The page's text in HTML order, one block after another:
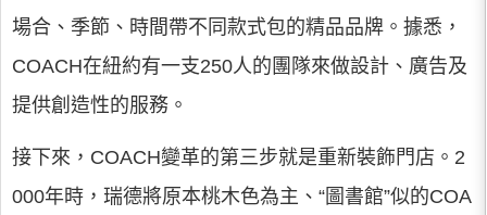
場合、季節、時間帶不同款式包的精品品牌。據悉，
COACH在紐約有一支250人的團隊來做設計、廣告及
提供創造性的服務。
接下來，COACH變革的第三步就是重新裝飾門店。2
000年時，瑞德將原本桃木色為主、“圖書館”似的COA